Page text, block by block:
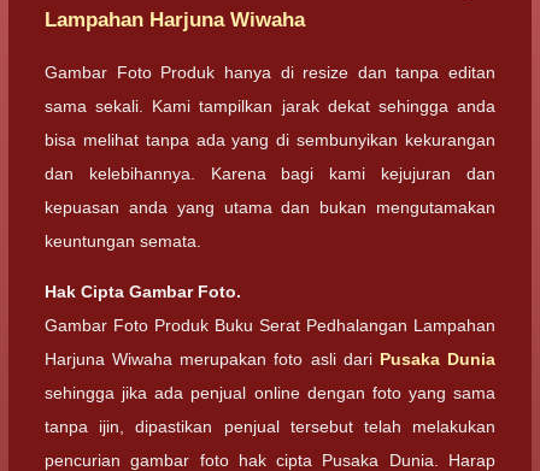
Lampahan Harjuna Wiwaha
Gambar Foto Produk hanya di resize dan tanpa editan
sama sekali. Kami tampilkan jarak dekat sehingga anda
bisa melihat tanpa ada yang di sembunyikan kekurangan
dan kelebihannya. Karena bagi kami kejujuran dan
kepuasan anda yang utama dan bukan mengutamakan
keuntungan semata.
Hak Cipta Gambar Foto.
Gambar Foto Produk Buku Serat Pedhalangan Lampahan
Harjuna Wiwaha merupakan foto asli dari Pusaka Dunia
sehingga jika ada penjual online dengan foto yang sama
tanpa ijin, dipastikan penjual tersebut telah melakukan
pencurian gambar foto hak cipta Pusaka Dunia. Harap